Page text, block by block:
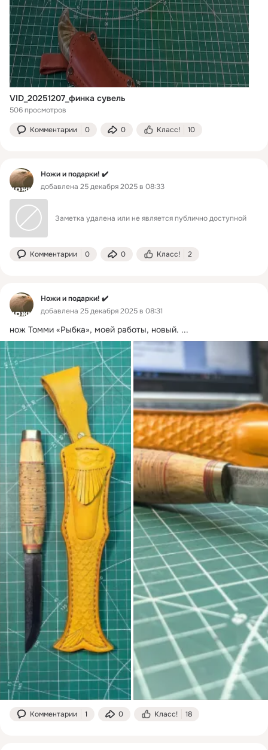
VID_20251207_финка сувель
506 просмотров
Комментарии 0 0 Класс! 10
Ножи и подарки! ✔️
добавлена 25 декабря 2025 в 08:33
Заметка удалена или не является публично доступной
Комментарии 0 0 Класс! 2
Ножи и подарки! ✔️
добавлена 25 декабря 2025 в 08:31
нож Томми «Рыбка», моей работы, новый. ...
Комментарии 1 0 Класс! 18